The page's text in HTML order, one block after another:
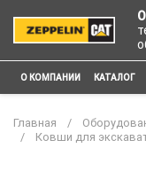
О КОМПАНИИ КАТАЛОГ
Главная
Ковши для